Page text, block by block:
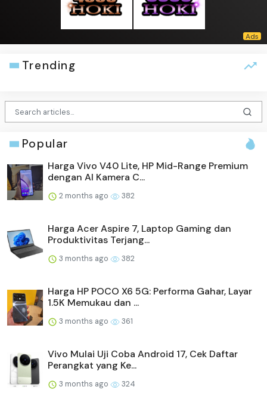
Trending
Popular
Harga Vivo V40 Lite, HP Mid-Range Premium
dengan AI Kamera C...
2 months ago 382
Harga Acer Aspire 7, Laptop Gaming dan
Produktivitas Terjang...
3 months ago 382
Harga HP POCO X6 5G: Performa Gahar, Layar
1.5K Memukau dan ...
3 months ago 361
Vivo Mulai Uji Coba Android 17, Cek Daftar
Perangkat yang Ke...
3 months ago 324